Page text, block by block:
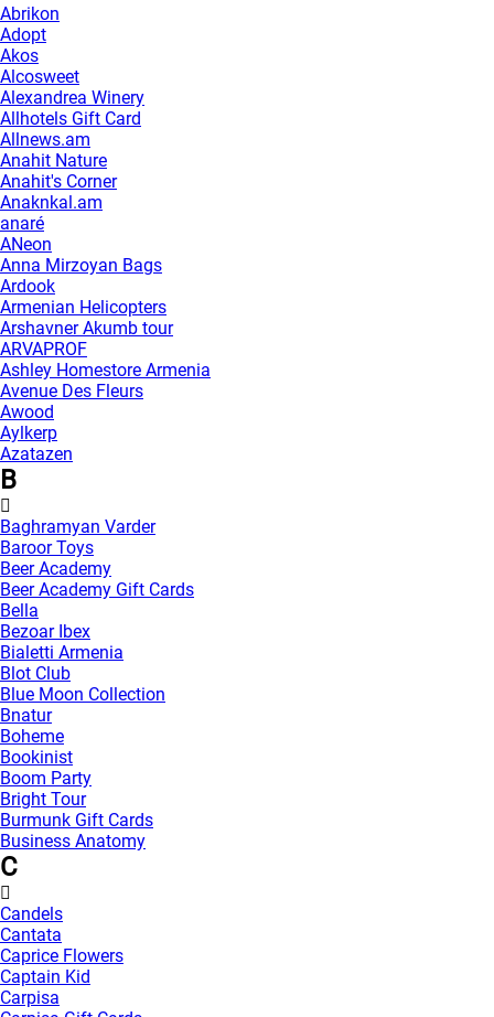
Abrikon
Adopt
Akos
Alcosweet
Alexandrea Winery
Allhotels Gift Card
Allnews.am
Anahit Nature
Anahit's Corner
Anaknkal.am
anaré
ANeon
Anna Mirzoyan Bags
Ardook
Armenian Helicopters
Arshavner Akumb tour
ARVAPROF
Ashley Homestore Armenia
Avenue Des Fleurs
Awood
Aylkerp
Azatazen
B
Baghramyan Varder
Baroor Toys
Beer Academy
Beer Academy Gift Cards
Bella
Bezoar Ibex
Bialetti Armenia
Blot Club
Blue Moon Collection
Bnatur
Boheme
Bookinist
Boom Party
Bright Tour
Burmunk Gift Cards
Business Anatomy
C
Candels
Cantata
Caprice Flowers
Captain Kid
Carpisa